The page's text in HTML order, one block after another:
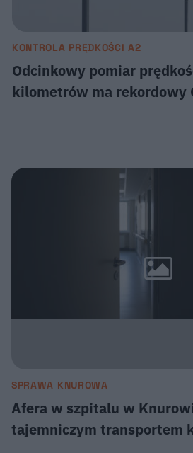
KONTROLA PRĘDKOŚCI A2
Odcinkowy pomiar
kilometrów ma rekordowy
SPRAWA KNUROWA
Afera w szpitalu w
tajemniczym transportem